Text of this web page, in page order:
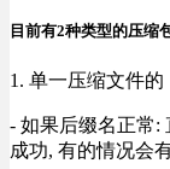
目前有2种类型的压缩
1. 单一压缩文件
- 如果后缀名正常:
成功, 有的情况会